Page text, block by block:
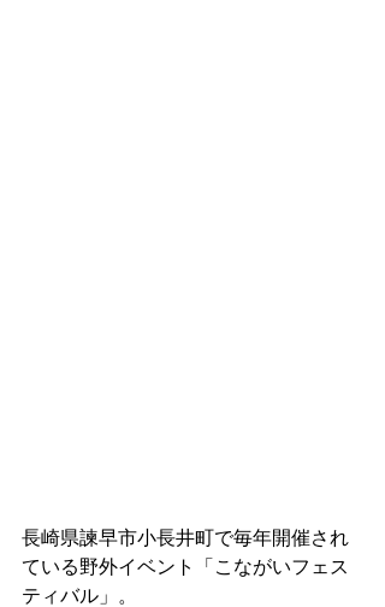
長崎県諫早市小長井町で毎年開催され
ている野外イベント「こながいフェス
ティバル」。